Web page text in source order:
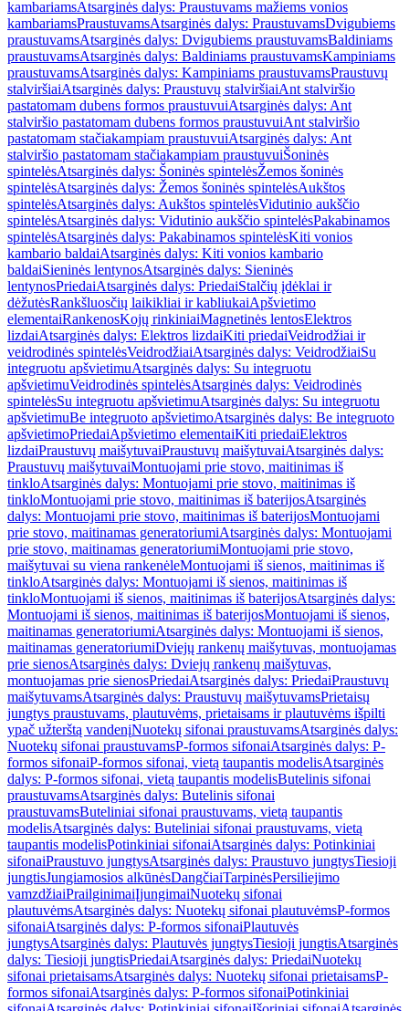
kambariamsAtsarginės dalys: Praustuvams mažiems vonios
kambariamsPraustuvamsAtsarginės dalys: PraustuvamsDvigubiems
praustuvamsAtsarginės dalys: Dvigubiems praustuvamsBaldiniams
praustuvamsAtsarginės dalys: Baldiniams praustuvamsKampiniams
praustuvamsAtsarginės dalys: Kampiniams praustuvamsPraustuvų
stalviršiaiAtsarginės dalys: Praustuvų stalviršiaiAnt stalviršio
pastatomam dubens formos praustuvuiAtsarginės dalys: Ant
stalviršio pastatomam dubens formos praustuvuiAnt stalviršio
pastatomam stačiakampiam praustuvuiAtsarginės dalys: Ant
stalviršio pastatomam stačiakampiam praustuvuiŠoninės
spintelėsAtsarginės dalys: Šoninės spintelėsŽemos šoninės
spintelėsAtsarginės dalys: Žemos šoninės spintelėsAukštos
spintelėsAtsarginės dalys: Aukštos spintelėsVidutinio aukščio
spintelėsAtsarginės dalys: Vidutinio aukščio spintelėsPakabinamos
spintelėsAtsarginės dalys: Pakabinamos spintelėsKiti vonios
kambario baldaiAtsarginės dalys: Kiti vonios kambario
baldaiSieninės lentynosAtsarginės dalys: Sieninės
lentynosPriedaiAtsarginės dalys: PriedaiStalčių įdėklai ir
dėžutėsRankšluosčių laikikliai ir kabliukaiApšvietimo
elementaiRankenosKojų rinkiniaiMagnetinės lentosElektros
lizdaiAtsarginės dalys: Elektros lizdaiKiti priedaiVeidrodžiai ir
veidrodinės spintelėsVeidrodžiaiAtsarginės dalys: VeidrodžiaiSu
integruotu apšvietimuAtsarginės dalys: Su integruotu
apšvietimuVeidrodinės spintelėsAtsarginės dalys: Veidrodinės
spintelėsSu integruotu apšvietimuAtsarginės dalys: Su integruotu
apšvietimuBe integruoto apšvietimoAtsarginės dalys: Be integruoto
apšvietimoPriedaiApšvietimo elementaiKiti priedaiElektros
lizdaiPraustuvų maišytuvaiPraustuvų maišytuvaiAtsarginės dalys:
Praustuvų maišytuvaiMontuojami prie stovo, maitinimas iš
tinkloAtsarginės dalys: Montuojami prie stovo, maitinimas iš
tinkloMontuojami prie stovo, maitinimas iš baterijosAtsarginės
dalys: Montuojami prie stovo, maitinimas iš baterijosMontuojami
prie stovo, maitinamas generatoriumiAtsarginės dalys: Montuojami
prie stovo, maitinamas generatoriumiMontuojami prie stovo,
maišytuvai su viena rankenėleMontuojami iš sienos, maitinimas iš
tinkloAtsarginės dalys: Montuojami iš sienos, maitinimas iš
tinkloMontuojami iš sienos, maitinimas iš baterijosAtsarginės dalys:
Montuojami iš sienos, maitinimas iš baterijosMontuojami iš sienos,
maitinamas generatoriumiAtsarginės dalys: Montuojami iš sienos,
maitinamas generatoriumiDviejų rankenų maišytuvas, montuojamas
prie sienosAtsarginės dalys: Dviejų rankenų maišytuvas,
montuojamas prie sienosPriedaiAtsarginės dalys: PriedaiPraustuvų
maišytuvamsAtsarginės dalys: Praustuvų maišytuvamsPrietaisų
jungtys praustuvams, plautuvėms, prietaisams ir plautuvėms išpilti
ypač užterštą vandenįNuotekų sifonai praustuvamsAtsarginės dalys:
Nuotekų sifonai praustuvamsP-formos sifonaiAtsarginės dalys: P-
formos sifonaiP-formos sifonai, vietą taupantis modelisAtsarginės
dalys: P-formos sifonai, vietą taupantis modelisButelinis sifonai
praustuvamsAtsarginės dalys: Butelinis sifonai
praustuvamsButeliniai sifonai praustuvams, vietą taupantis
modelisAtsarginės dalys: Buteliniai sifonai praustuvams, vietą
taupantis modelisPotinkiniai sifonaiAtsarginės dalys: Potinkiniai
sifonaiPraustuvo jungtysAtsarginės dalys: Praustuvo jungtysTiesioji
jungtisJungiamosios alkūnėsDangčiaiTarpinėsPersiliejimo
vamzdžiaiPrailginimaiĮjungimaiNuotekų sifonai
plautuvėmsAtsarginės dalys: Nuotekų sifonai plautuvėmsP-formos
sifonaiAtsarginės dalys: P-formos sifonaiPlautuvės
jungtysAtsarginės dalys: Plautuvės jungtysTiesioji jungtisAtsarginės
dalys: Tiesioji jungtisPriedaiAtsarginės dalys: PriedaiNuotekų
sifonai prietaisamsAtsarginės dalys: Nuotekų sifonai prietaisamsP-
formos sifonaiAtsarginės dalys: P-formos sifonaiPotinkiniai